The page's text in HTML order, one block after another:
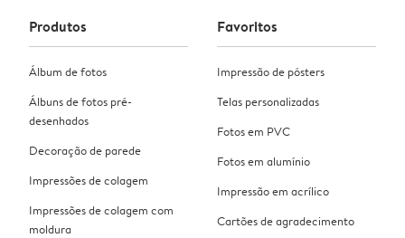
Produtos
Álbum de fotos
Álbuns de fotos pré-
desenhados
Decoração de parede
Impressões de colagem
Impressões de colagem com
moldura
Favoritos
Impressão de pósters
Telas personalizadas
Fotos em PVC
Fotos em alumínio
Impressão em acrílico
Cartões de agradecimento